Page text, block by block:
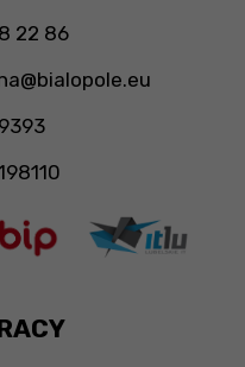
22 86